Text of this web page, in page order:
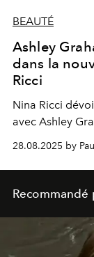
BEAUTÉ
Ashley
dans la
Ricci
Nina Ricci
avec Ashley
28.08.2025 by
Recommandé